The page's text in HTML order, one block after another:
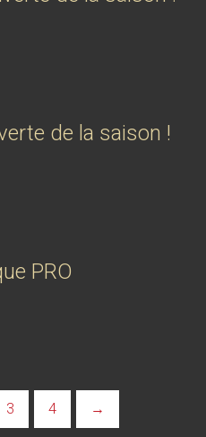
de la saison !
PRO
3 4 →